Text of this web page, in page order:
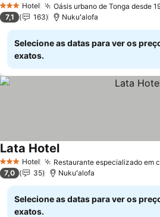
3 EstrelasHotel Oásis urbano de Tonga desde
7,1 163 Nukuʻalofa
Selecione as datas para ver os
exatos.
3 EstrelasHotel Restaurante especializado em
Lata HotelVer preços
7,0 35 Nukuʻalofa
Selecione as datas para ver os
exatos.